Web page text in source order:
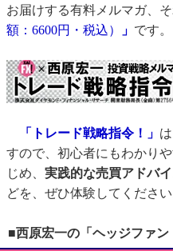
お届けする有料メルマガ、
額：6600円・税込）
」 です。
「トレード戦略指令！」 は
すので、初心者にもわかり
じめ、 実践的な売買アドバ
どを、ぜひ体験してください
■西原宏一の「ヘッジファ